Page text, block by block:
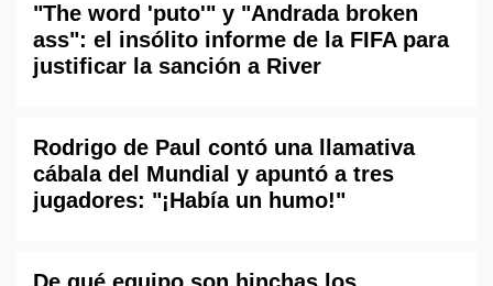
"The word 'puto'" y "Andrada broken
ass": el insólito informe de la FIFA para
justificar la sanción a River
Rodrigo de Paul contó una llamativa
cábala del Mundial y apuntó a tres
jugadores: "¡Había un humo!"